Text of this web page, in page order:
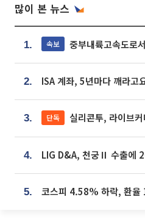
많이 본 뉴스
1. 속보 중부내륙고속도로
2. ISA 계좌, 5년마다 깨라고
3. 단독 실리콘투, 라이브커머스팀 신설…K
4.
5. 코스피 4.58% 하락, 환율